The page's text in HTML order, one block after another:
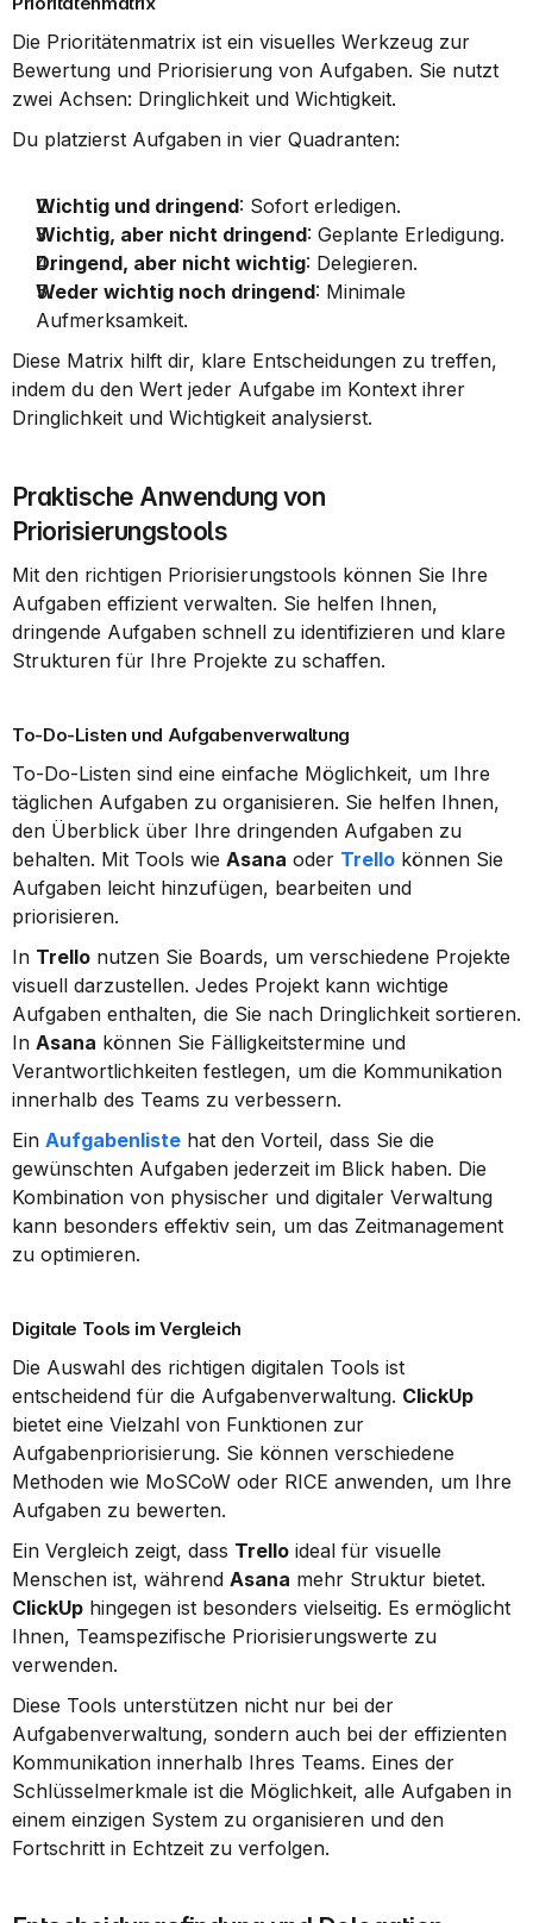
Die Prioritätenmatrix ist ein visuelles Werkzeug zur
Bewertung und Priorisierung von Aufgaben. Sie nutzt
zwei Achsen: Dringlichkeit und Wichtigkeit.
Du platzierst Aufgaben in vier Quadranten:
Wichtig und dringend: Sofort erledigen.
Wichtig, aber nicht dringend: Geplante Erledigung.
Dringend, aber nicht wichtig: Delegieren.
Weder wichtig noch dringend: Minimale
Aufmerksamkeit.
Diese Matrix hilft dir, klare Entscheidungen zu treffen,
indem du den Wert jeder Aufgabe im Kontext ihrer
Dringlichkeit und Wichtigkeit analysierst.
Praktische Anwendung von
Priorisierungstools
Mit den richtigen Priorisierungstools können Sie Ihre
Aufgaben effizient verwalten. Sie helfen Ihnen,
dringende Aufgaben schnell zu identifizieren und klare
Strukturen für Ihre Projekte zu schaffen.
To-Do-Listen und Aufgabenverwaltung
To-Do-Listen sind eine einfache Möglichkeit, um Ihre
täglichen Aufgaben zu organisieren. Sie helfen Ihnen,
den Überblick über Ihre dringenden Aufgaben zu
behalten. Mit Tools wie Asana oder Trello können Sie
Aufgaben leicht hinzufügen, bearbeiten und
priorisieren.
In Trello nutzen Sie Boards, um verschiedene Projekte
visuell darzustellen. Jedes Projekt kann wichtige
Aufgaben enthalten, die Sie nach Dringlichkeit sortieren.
In Asana können Sie Fälligkeitstermine und
Verantwortlichkeiten festlegen, um die Kommunikation
innerhalb des Teams zu verbessern.
Ein Aufgabenliste hat den Vorteil, dass Sie die
gewünschten Aufgaben jederzeit im Blick haben. Die
Kombination von physischer und digitaler Verwaltung
kann besonders effektiv sein, um das Zeitmanagement
zu optimieren.
Digitale Tools im Vergleich
Die Auswahl des richtigen digitalen Tools ist
entscheidend für die Aufgabenverwaltung. ClickUp
bietet eine Vielzahl von Funktionen zur
Aufgabenpriorisierung. Sie können verschiedene
Methoden wie MoSCoW oder RICE anwenden, um Ihre
Aufgaben zu bewerten.
Ein Vergleich zeigt, dass Trello ideal für visuelle
Menschen ist, während Asana
ClickUp hingegen ist besonders vielseitig. Es ermöglicht
Ihnen, Teamspezifische Priorisierungswerte zu
verwenden.
Diese Tools unterstützen nicht nur bei der
Aufgabenverwaltung, sondern auch bei der effizienten
Kommunikation innerhalb Ihres Teams. Eines der
Schlüsselmerkmale ist die Möglichkeit, alle Aufgaben in
einem einzigen System zu organisieren und den
Fortschritt in Echtzeit zu verfolgen.